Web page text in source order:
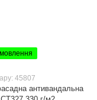
45807
антивандальна